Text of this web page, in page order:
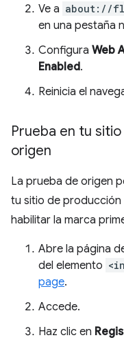
Ve a about://
en una pestaña
Configura Web
Enabled.
Reinicia el
Prueba en tu
origen
La prueba de origen
tu sitio de producción
habilitar la marca
Abre la página
del elemento
page.
Accede.
Haz clic en